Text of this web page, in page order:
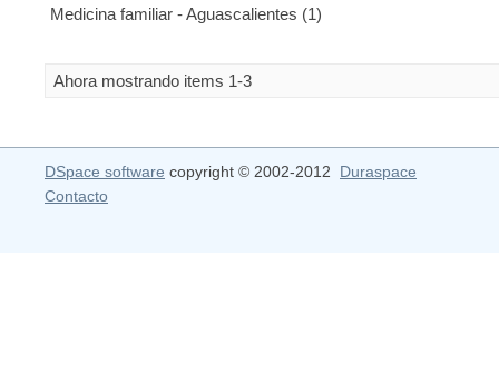
Medicina familiar - Aguascalientes (1)
Ahora mostrando items 1-3
DSpace software copyright © 2002-2012 Duraspace
Contacto